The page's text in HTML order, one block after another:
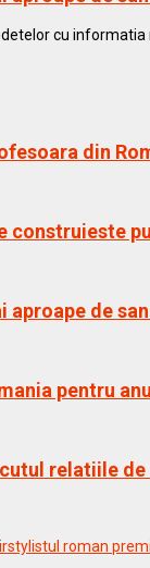
cu
din
construieste
de
pentru
relatiile de